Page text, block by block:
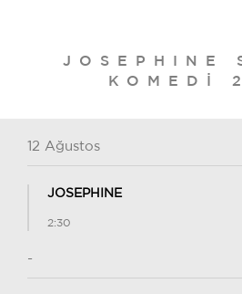
JOSEPHINE
KOMEDI
12 Ağustos
JOSEPHINE
2:30
-